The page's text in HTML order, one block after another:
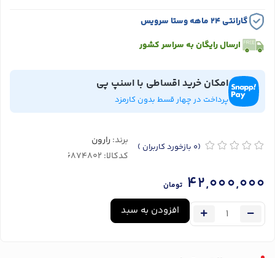
گارانتی ۲۴ ماهه وستا سرویس
ارسال رایگان به سراسر کشور
امکان خرید اقساطی با اسنپ پی
پرداخت در چهار قسط بدون کارمزد
(0 بازخورد کاربران ) برند: رارون
کدکالا:
42,000,000 تومان
افزودن به سبد